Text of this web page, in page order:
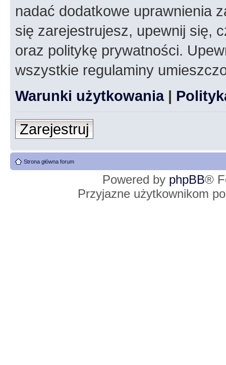
nadać dodatkowe uprawnienia
się zarejestrujesz, upewnij się,
oraz politykę prywatności.
wszystkie regulaminy
Warunki użytkowania|
Zarejestruj
Strona główna forum
Powered by phpBB®
Przyjazne użytkownikom